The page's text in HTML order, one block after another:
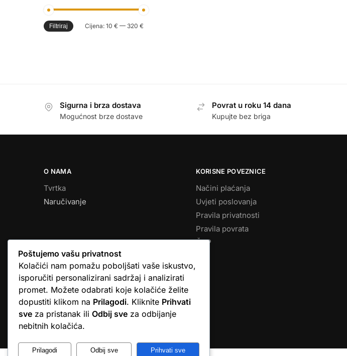
Filtriraj Cijena: 10 € — 320 €
Sigurna i brza dostava
Mogućnost brze dostave
Povrat u roku 14 dana
Kupujte bez briga
O NAMA
Tvrtka
Naručivanje
KORISNE POVEZNICE
Načini plaćanja
Uvjeti poslovanja
Pravila privatnosti
Pravila povrata
ČPP
© Argus elektronika d.o.o.
Poštujemo vašu privatnost
Kolačići nam pomažu poboljšati vaše iskustvo,
isporučiti personalizirani sadržaj i analizirati
promet. Možete odabrati koje kolačiće želite
dopustiti klikom na Prilagodi. Kliknite Prihvati
sve za pristanak ili Odbij sve za odbijanje
nebitnih kolačića.
Prilagodi Odbij sve Prihvati sve